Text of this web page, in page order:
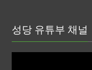
성당 유튜부 채널